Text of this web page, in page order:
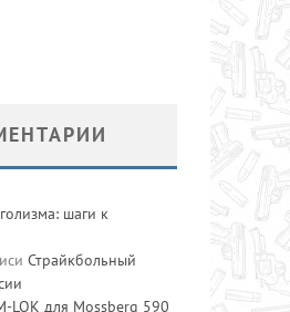
шаги к
Страйкбольный
LOK для Mossberg 590